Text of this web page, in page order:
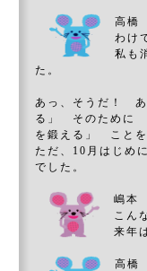
高橋
わけ
私も
た。
あっ、そうだ！ あ
る」 そのために
を鍛える」 こと
ただ、10月はじめ
でした。
嶋本
こん
来年
高橋